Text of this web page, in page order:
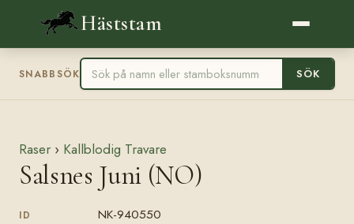
Häststam
SNABBSÖK SÖK
Raser › Kallblodig Travare
Salsnes Juni (NO)
ID NK-940550